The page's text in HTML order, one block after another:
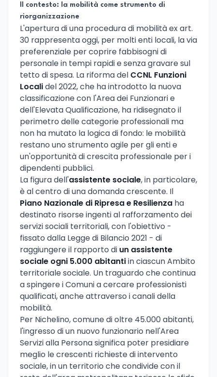
Il contesto: la mobilità come strumento di
riorganizzazione
L'apertura di una procedura di mobilità ex art.
30 rappresenta oggi, per molti enti locali, la via
preferenziale per coprire fabbisogni di
personale in tempi rapidi e senza gravare sul
tetto di spesa. La riforma del CCNL Funzioni
Localidel 2022, che ha introdotto la nuova
classificazione con l'Area dei Funzionari e
dell'Elevata Qualificazione, ha ridisegnato il
perimetro delle categorie professionali ma
non ha mutato la logica di fondo: le mobilità
restano uno strumento agile per gli enti e
un'opportunità di crescita professionale per i
dipendenti pubblici.
La figura dell'assistente sociale, in particolare,
è al centro di una domanda crescente. Il
Piano Nazionale di Ripresa e Resilienza ha
destinato risorse ingenti al rafforzamento dei
servizi sociali territoriali, con l'obiettivo -
fissato dalla Legge di Bilancio 2021 - di
raggiungere il rapporto di un assistente
sociale ogni 5.000 abitantiin ciascun Ambito
territoriale sociale. Un traguardo che continua
a spingere i Comuni a cercare professionisti
qualificati, anche attraverso i canali della
mobilità.
Per Nichelino, comune di oltre 45.000 abitanti,
l'ingresso di un nuovo funzionario nell'Area
Servizi alla Persona significa poter presidiare
meglio le crescenti richieste di intervento
sociale, in un territorio che condivide con il